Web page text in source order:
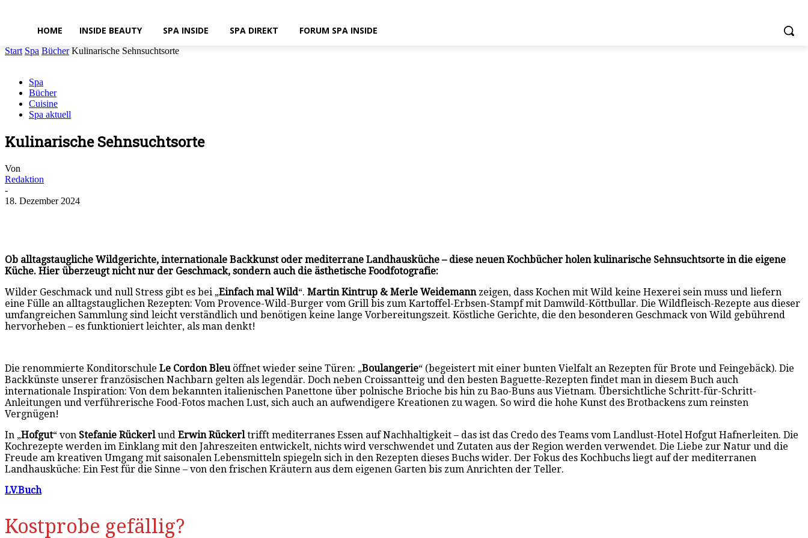
HOME INSIDE BEAUTY SPA INSIDE SPA DIREKT FORUM SPA INSIDE
Start Spa Bücher Kulinarische Sehnsuchtsorte
Spa
Bücher
Cuisine
Spa aktuell
Kulinarische Sehnsuchtsorte
Von
Redaktion
-
18. Dezember 2024
Ob alltagstaugliche Wildgerichte, internationale Backkunst oder mediterrane Landhausküche – diese neuen Kochbücher holen kulinarische Sehnsuchtsorte in die eigene
Küche. Hier überzeugt nicht nur der Geschmack, sondern auch die ästhetische Foodfotografie:
Wilder Geschmack und null Stress gibt es bei „Einfach mal Wild“. Martin Kintrup & Merle Weidemannzeigen, dass Kochen mit Wild keine Hexerei sein muss und liefern
eine Fülle an alltagstauglichen Rezepten: Vom Provence-Wild-Burger vom Grill bis zum Kartoffel-Erbsen-Stampf mit Damwild-Köttbullar. Die Wildfleisch-Rezepte aus dieser
umfangreichen Sammlung sind leicht verständlich und benötigen keine lange Vorbereitungszeit. Köstliche Gerichte, die den besonderen Geschmack von Wild gebührend
hervorheben – es funktioniert leichter, als man denkt!
Die renommierte Konditorschule Le Cordon Bleuöffnet wieder seine Türen: „Boulangerie“ (begeistert mit einer bunten Vielfalt an Rezepten für Brote und Feingebäck). Die
Backkünste unserer französischen Nachbarn gelten als legendär. Doch neben Croissantteig und den besten Baguette-Rezepten findet man in diesem Buch auch
internationale Inspiration: Von dem bekannten italienischen Panettone über polnische Brioche bis hin zu Bao-Buns aus Vietnam. Übersichtliche Schritt-für-Schritt-
Anleitungen und verführerische Food-Fotos machen Lust, sich auch an aufwendigere Kreationen zu wagen. So wird die hohe Kunst des Brotbackens zum reinsten
Vergnügen!
In „Hofgut“ von Stefanie Rückerlund Erwin Rückerltrifft mediterranes Essen auf Nachhaltigkeit – das ist das Credo des Teams vom Landlust-Hotel Hofgut Hafnerleiten. Die
Kochrezepte werden im Einklang mit den Jahreszeiten entwickelt, nichts wird verschwendet und Zutaten aus der Region werden verwendet. Die Liebe zur Natur und die
Freude am kreativen Umgang mit saisonalen Lebensmitteln spiegeln sich in den Rezepten dieses Buchs wider. Der Fokus des Kochbuchs liegt auf der mediterranen
Landhausküche: Ein Fest für die Sinne – von den frischen Kräutern aus dem eigenen Garten bis zum Anrichten der Teller.
LV.Buch
Kostprobe gefällig?